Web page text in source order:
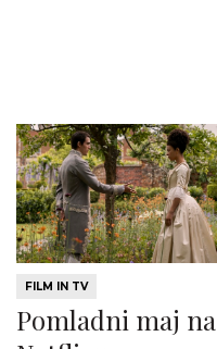
FILM IN TV
Pomladni maj na